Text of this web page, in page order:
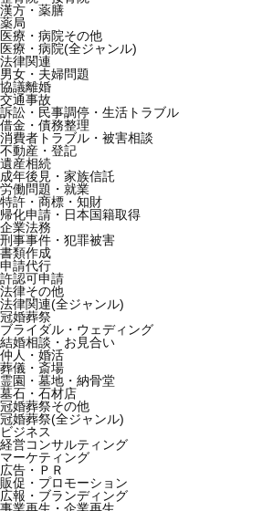
漢方・薬膳
薬局
医療・病院その他
医療・病院(全ジャンル)
法律関連
男女・夫婦問題
協議離婚
交通事故
訴訟・民事調停・生活トラブル
借金・債務整理
消費者トラブル・被害相談
不動産・登記
遺産相続
成年後見・家族信託
労働問題・就業
特許・商標・知財
帰化申請・日本国籍取得
企業法務
刑事事件・犯罪被害
書類作成
申請代行
許認可申請
法律その他
法律関連(全ジャンル)
冠婚葬祭
ブライダル・ウェディング
結婚相談・お見合い
仲人・婚活
葬儀・斎場
霊園・墓地・納骨堂
墓石・石材店
冠婚葬祭その他
冠婚葬祭(全ジャンル)
ビジネス
経営コンサルティング
マーケティング
広告・ＰＲ
販促・プロモーション
広報・ブランディング